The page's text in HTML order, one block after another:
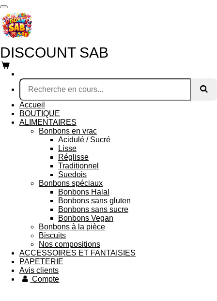
Passer
au
contenu
principal
DISCOUNT SAB
Accueil
BOUTIQUE
ALIMENTAIRES
Bonbons en vrac
Acidulé / Sucré
Lisse
Réglisse
Traditionnel
Suedois
Bonbons spéciaux
Bonbons Halal
Bonbons sans gluten
Bonbons sans sucre
Bonbons Vegan
Bonbons à la pièce
Biscuits
Nos compositions
ACCESSOIRES ET FANTAISIES
PAPETERIE
Avis clients
Compte